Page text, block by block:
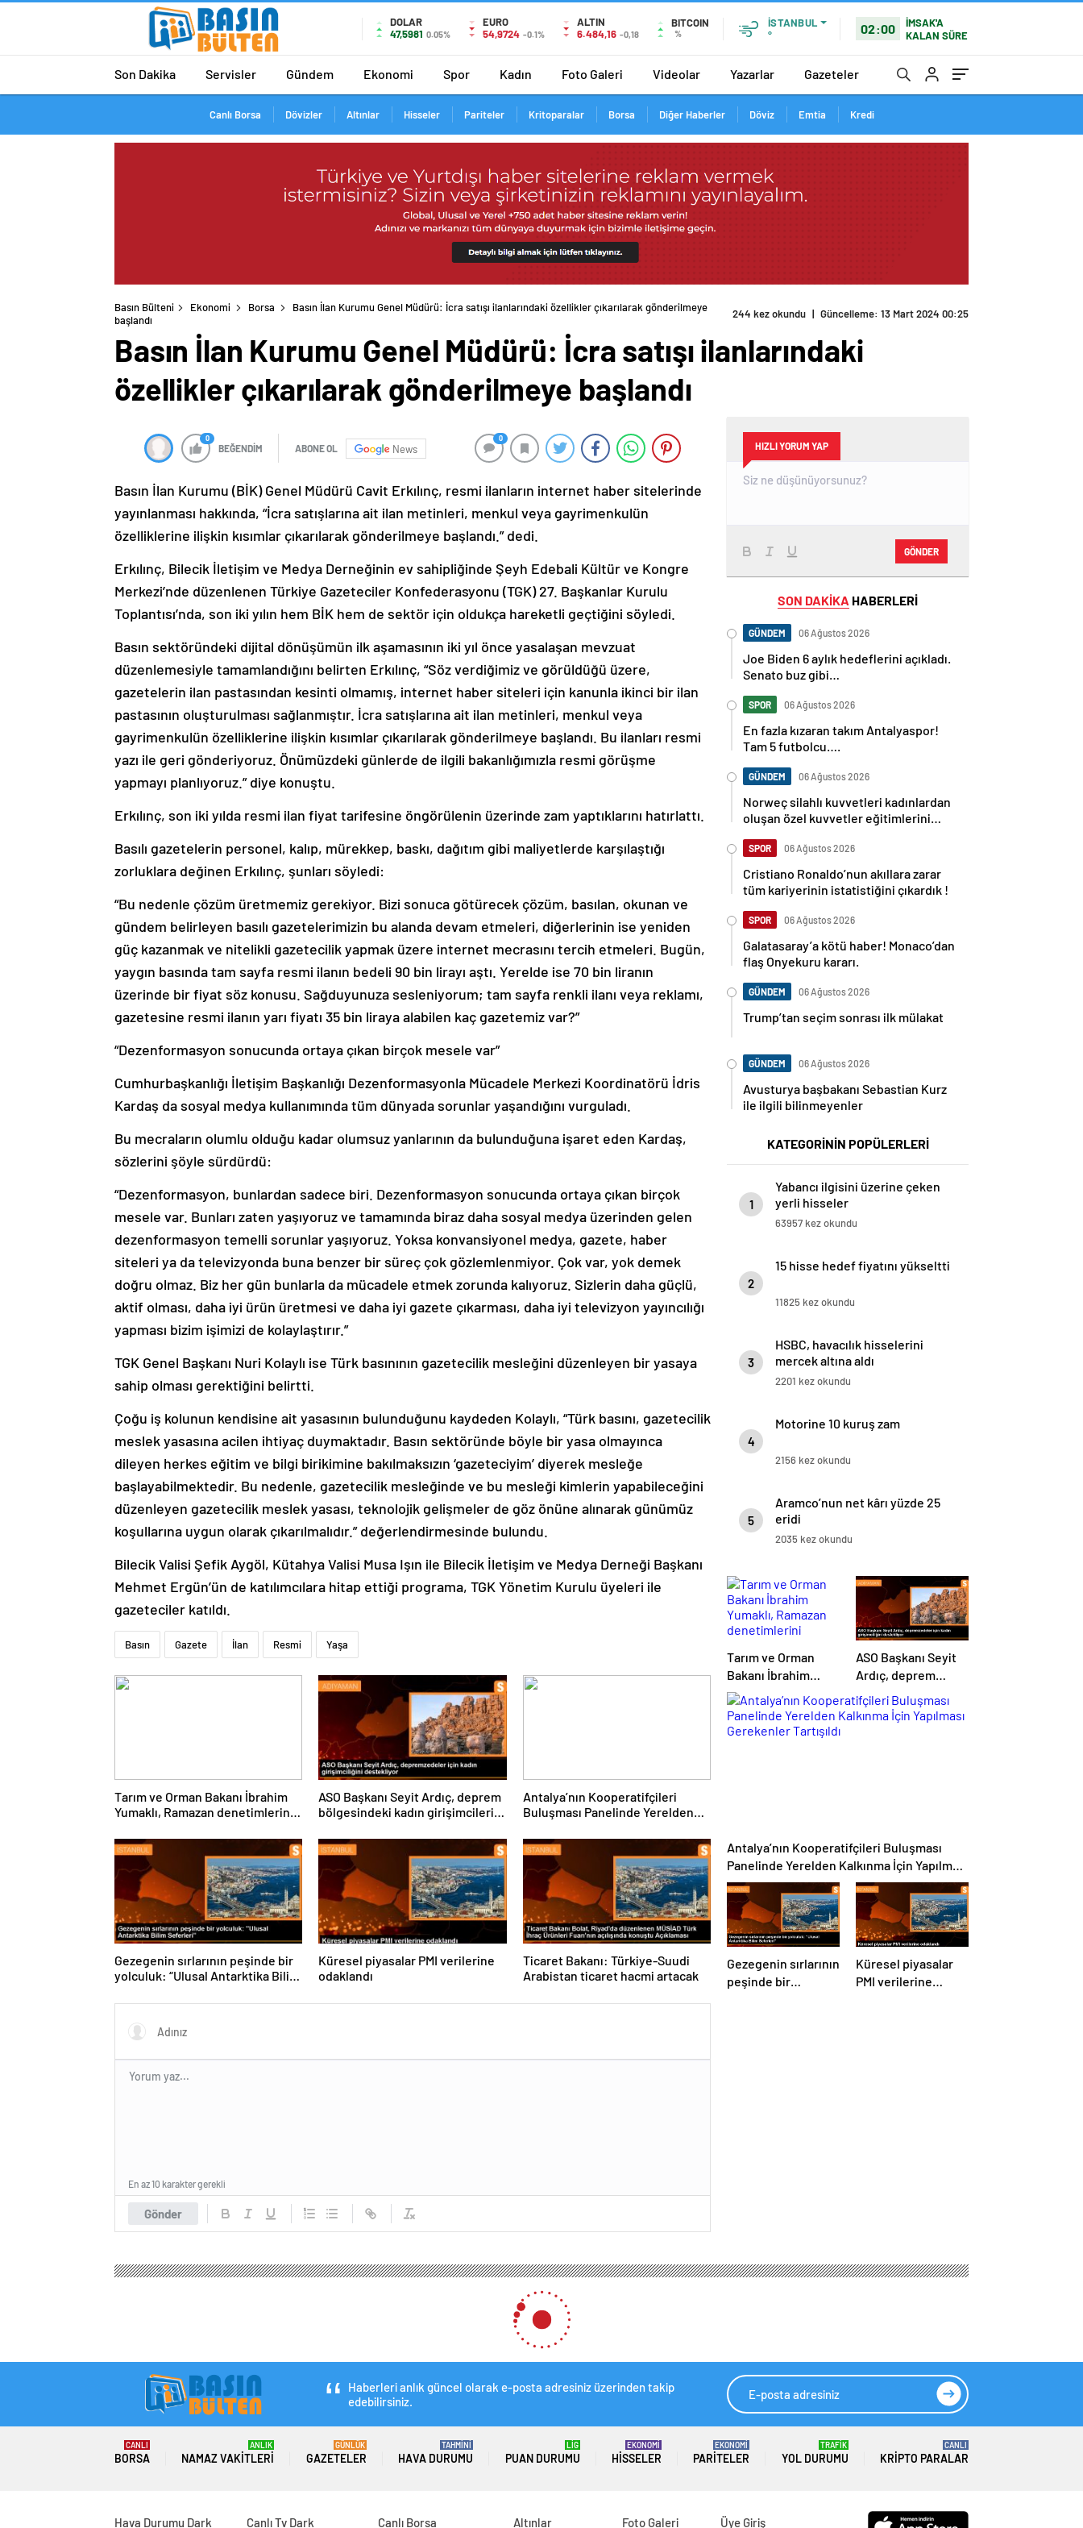
DOLAR
47,5981 0.05%
EURO
54,9724 -0.1%
ALTIN
6.484,16 -0,18
BITCOIN
%
İSTANBUL
°
02:00
İMSAK'A
KALAN SÜRE
Son Dakika Servisler Gündem Ekonomi Spor Kadın Foto Galeri Videolar Yazarlar Gazeteler
Canlı Borsa Dövizler Altınlar Hisseler Pariteler Kritoparalar Borsa Diğer Haberler Döviz Emtia Kredi
Basın Bülteni Ekonomi Borsa Basın İlan Kurumu Genel Müdürü: İcra satışı ilanlarındaki özellikler çıkarılarak gönderilmeye başlandı
Basın İlan Kurumu Genel Müdürü: İcra satışı ilanlarındaki
özellikler çıkarılarak gönderilmeye başlandı
News
yayınlanması hakkında, “İcra satışlarına ait ilan metinleri, menkul veya gayrimenkulün
özelliklerine ilişkin kısımlar çıkarılarak gönderilmeye başlandı.” dedi.
Merkezi’nde düzenlenen Türkiye Gazeteciler Konfederasyonu (TGK) 27. Başkanlar Kurulu
Toplantısı’nda, son iki yılın hem BİK hem de sektör için oldukça hareketli geçtiğini söyledi.
düzenlemesiyle tamamlandığını belirten Erkılınç, “Söz verdiğimiz ve görüldüğü üzere,
gazetelerin ilan pastasından kesinti olmamış, internet haber siteleri için kanunla ikinci bir ilan
pastasının oluşturulması sağlanmıştır. İcra satışlarına ait ilan metinleri, menkul veya
gayrimenkulün özelliklerine ilişkin kısımlar çıkarılarak gönderilmeye başlandı. Bu ilanları resmi
yazı ile geri gönderiyoruz. Önümüzdeki günlerde de ilgili bakanlığımızla resmi görüşme
yapmayı planlıyoruz.” diye konuştu.
zorluklara değinen Erkılınç, şunları söyledi:
gündem belirleyen basılı gazetelerimizin bu alanda devam etmeleri, diğerlerinin ise yeniden
güç kazanmak ve nitelikli gazetecilik yapmak üzere internet mecrasını tercih etmeleri. Bugün,
yaygın basında tam sayfa resmi ilanın bedeli 90 bin lirayı aştı. Yerelde ise 70 bin liranın
üzerinde bir fiyat söz konusu. Sağduyunuza sesleniyorum; tam sayfa renkli ilanı veya reklamı,
gazetesine resmi ilanın yarı fiyatı 35 bin liraya alabilen kaç gazetemiz var?”
Kardaş da sosyal medya kullanımında tüm dünyada sorunlar yaşandığını vurguladı.
sözlerini şöyle sürdürdü:
mesele var. Bunları zaten yaşıyoruz ve tamamında biraz daha sosyal medya üzerinden gelen
dezenformasyon temelli sorunlar yaşıyoruz. Yoksa konvansiyonel medya, gazete, haber
siteleri ya da televizyonda buna benzer bir süreç çok gözlemlenmiyor. Çok var, yok demek
doğru olmaz. Biz her gün bunlarla da mücadele etmek zorunda kalıyoruz. Sizlerin daha güçlü,
aktif olması, daha iyi ürün üretmesi ve daha iyi gazete çıkarması, daha iyi televizyon yayıncılığı
yapması bizim işimizi de kolaylaştırır.”
sahip olması gerektiğini belirtti.
meslek yasasına acilen ihtiyaç duymaktadır. Basın sektöründe böyle bir yasa olmayınca
dileyen herkes eğitim ve bilgi birikimine bakılmaksızın ‘gazeteciyim’ diyerek mesleğe
başlayabilmektedir. Bu nedenle, gazetecilik mesleğinde ve bu mesleği kimlerin yapabileceğini
düzenleyen gazetecilik meslek yasası, teknolojik gelişmeler de göz önüne alınarak günümüz
koşullarına uygun olarak çıkarılmalıdır.” değerlendirmesinde bulundu.
Mehmet Ergün’ün de katılımcılara hitap ettiği programa, TGK Yönetim Kurulu üyeleri ile
gazeteciler katıldı.
Basın Gazete İlan Resmi Yaşa
Tarım ve Orman Bakanı İbrahim
Yumaklı, Ramazan denetimlerini
sıklaştırdıklarını açıkladı
ASO Başkanı Seyit Ardıç, deprem
bölgesindeki kadın girişimcilerin
desteklenmesi gerektiğini
Antalya’nın Kooperatifçileri
Buluşması Panelinde Yerelden
Kalkınma İçin Yapılması
Gezegenin sırlarının peşinde bir
yolculuk: “Ulusal Antarktika Bilim
Seferleri”
Küresel piyasalar PMI verilerine
odaklandı
Ticaret Bakanı: Türkiye-Suudi
Arabistan ticaret hacmi artacak
HIZLI YORUM YAP
GÖNDER
Joe Biden 6 aylık hedeflerini açıkladı.
Senato buz gibi…
En fazla kızaran takım Antalyaspor!
Tam 5 futbolcu….
Norweç silahlı kuvvetleri kadınlardan
oluşan özel kuvvetler eğitimlerini
başlattı.
Cristiano Ronaldo’nun akıllara zarar
tüm kariyerinin istatistiğini çıkardık !
Galatasaray’a kötü haber! Monaco’dan
flaş Onyekuru kararı.
Trump’tan seçim sonrası ilk mülakat
Avusturya başbakanı Sebastian Kurz
ile ilgili bilinmeyenler
1
yerli hisseler
63957 kez okundu
2
3
mercek altına aldı
2201 kez okundu
4
5
eridi
2035 kez okundu
Bakanı İbrahim
Yumaklı, Ramazan
denetimlerini
sıklaştırdıklarını
açıkladı
ASO Başkanı Seyit
Ardıç, deprem
bölgesindeki kadın
girişimcilerin
desteklenmesi
Panelinde Yerelden Kalkınma İçin Yapılması
Gerekenler Tartışıldı
Gezegenin sırlarının
peşinde bir
yolculuk: “Ulusal
Küresel piyasalar
PMI verilerine
odaklandı
BTSO 5. ve 30. Meslek Komitesi Genişletilmiş Sektörel Analiz
Toplantısı Gerçekleştirildi
HIZLI YORUM YAP
GÖNDER